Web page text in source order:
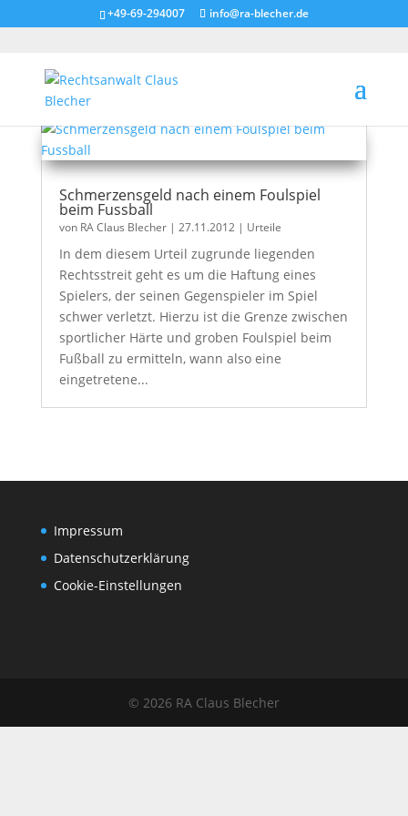
+49-69-294007 info@ra-blecher.de
Schmerzensgeld nach einem Foulspiel
beim Fussball
von RA Claus Blecher| 27.11.2012| Urteile
In dem diesem Urteil zugrunde liegenden
Rechtsstreit geht es um die Haftung eines
Spielers, der seinen Gegenspieler im Spiel
schwer verletzt. Hierzu ist die Grenze zwischen
sportlicher Härte und groben Foulspiel beim
Fußball zu ermitteln, wann also eine
eingetretene...
Impressum
Datenschutz­erklärung
Cookie-Einstellungen
© 2026 RA Claus Blecher